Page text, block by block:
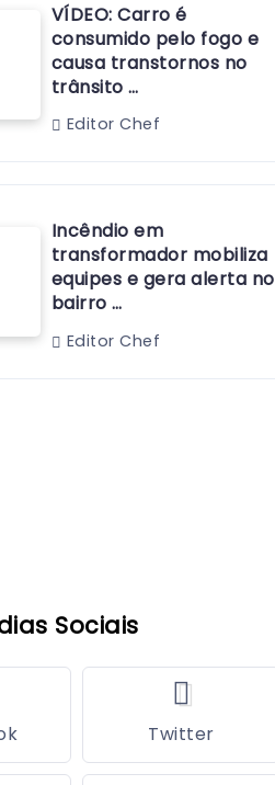
VÍDEO: Carro é
consumido pelo fogo e
causa transtornos no
trânsito …
Editor Chef
Incêndio em
transformador mobiliza
equipes e gera alerta no
bairro …
Editor Chef
Sociais
Twitter